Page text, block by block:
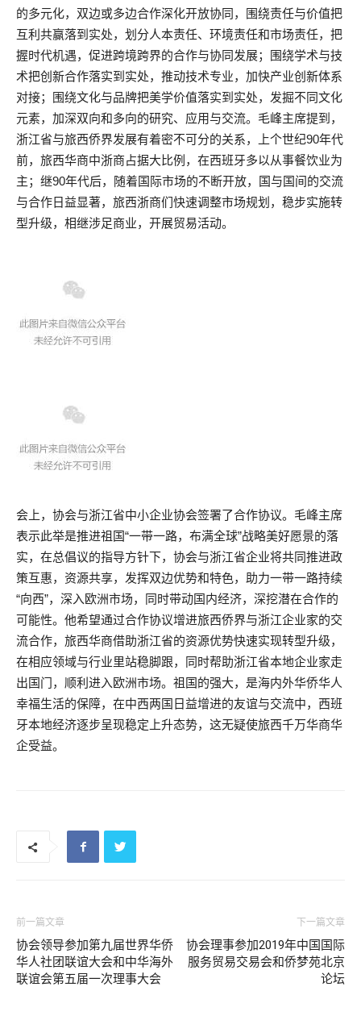
的多元化，双边或多边合作深化开放协同，围绕责任与价值把
互利共赢落到实处，划分人本责任、环境责任和市场责任，把
握时代机遇，促进跨境跨界的合作与协同发展；围绕学术与技
术把创新合作落实到实处，推动技术专业，加快产业创新体系
对接；围绕文化与品牌把美学价值落实到实处，发掘不同文化
元素，加深双向和多向的研究、应用与交流。毛峰主席提到，
浙江省与旅西侨界发展有着密不可分的关系，上个世纪90年代
前，旅西华商中浙商占据大比例，在西班牙多以从事餐饮业为
主；继90年代后，随着国际市场的不断开放，国与国间的交流
与合作日益显著，旅西浙商们快速调整市场规划，稳步实施转
型升级，相继涉足商业，开展贸易活动。
会上，协会与浙江省中小企业协会签署了合作协议。毛峰主席
表示此举是推进祖国“一带一路，布满全球”战略美好愿景的落
实，在总倡议的指导方针下，协会与浙江省企业将共同推进政
策互惠，资源共享，发挥双边优势和特色，助力一带一路持续
“向西”，深入欧洲市场，同时带动国内经济，深挖潜在合作的
可能性。他希望通过合作协议增进旅西侨界与浙江企业家的交
流合作，旅西华商借助浙江省的资源优势快速实现转型升级，
在相应领域与行业里站稳脚跟，同时帮助浙江省本地企业家走
出国门，顺利进入欧洲市场。祖国的强大，是海内外华侨华人
幸福生活的保障，在中西两国日益增进的友谊与交流中，西班
牙本地经济逐步呈现稳定上升态势，这无疑使旅西千万华商华
企受益。
前一篇文章
协会领导参加第九届世界华侨
华人社团联谊大会和中华海外
联谊会第五届一次理事大会
下一篇文章
协会理事参加2019年中国国际
服务贸易交易会和侨梦苑北京
论坛